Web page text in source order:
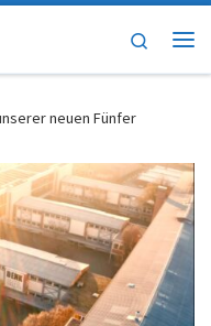
Search
neuen Fünfer